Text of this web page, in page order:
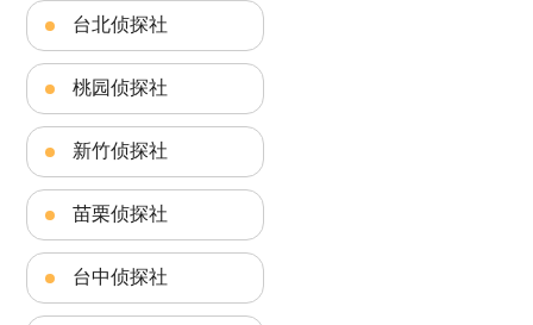
台北侦探社
桃园侦探社
新竹侦探社
苗栗侦探社
台中侦探社